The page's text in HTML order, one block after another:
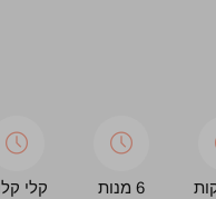
6 מנות קלי